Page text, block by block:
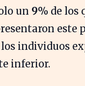
un 9% de los
este
individuos
inferior.